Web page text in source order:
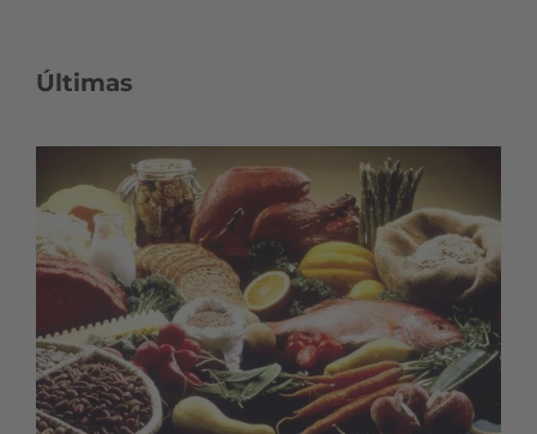
Últimas